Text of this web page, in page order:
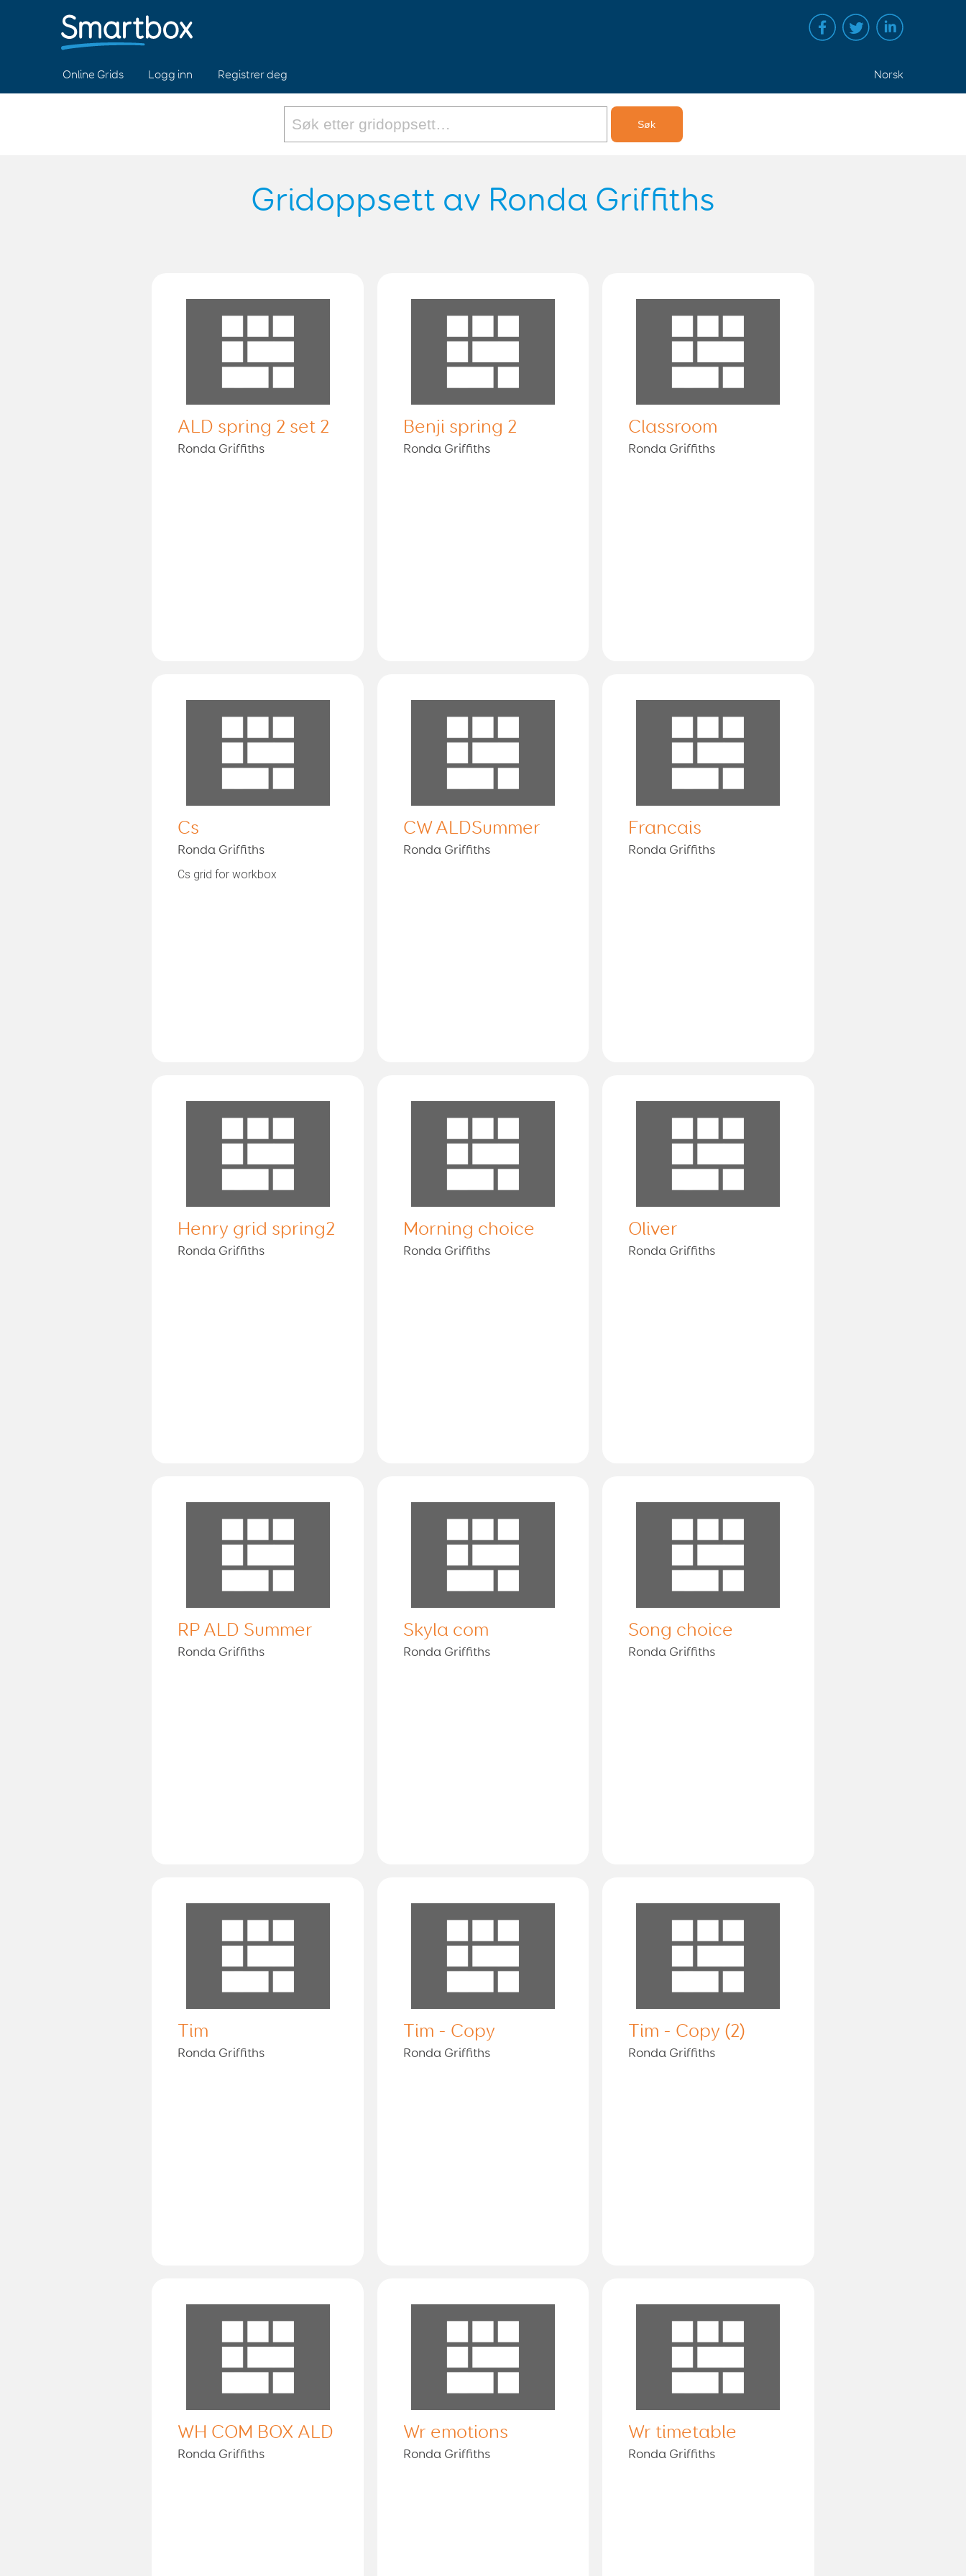
Online Grids Logg inn Registrer deg Norsk
Gridoppsett av Ronda Griffiths
ALD spring 2 set 2
Ronda Griffiths
Benji spring 2
Ronda Griffiths
Classroom
Ronda Griffiths
Cs
Ronda Griffiths
Cs grid for workbox
CW ALDSummer
Ronda Griffiths
Francais
Ronda Griffiths
Henry grid spring2
Ronda Griffiths
Morning choice
Ronda Griffiths
Oliver
Ronda Griffiths
RP ALD Summer
Ronda Griffiths
Skyla com
Ronda Griffiths
Song choice
Ronda Griffiths
Tim
Ronda Griffiths
Tim - Copy
Ronda Griffiths
Tim - Copy (2)
Ronda Griffiths
WH COM BOX ALD
Ronda Griffiths
Wr emotions
Ronda Griffiths
Wr timetable
Ronda Griffiths